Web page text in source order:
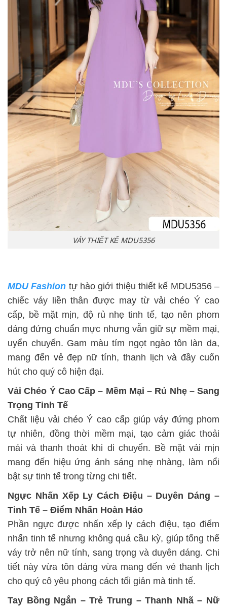
VÁY THIẾT KẾ MDU5356
MDU Fashion tự hào giới thiệu thiết kế MDU5356 –
chiếc váy liền thân được may từ vải chéo Ý cao
cấp, bề mặt mịn, độ rủ nhẹ tinh tế, tạo nên phom
dáng đứng chuẩn mực nhưng vẫn giữ sự mềm mại,
uyển chuyển. Gam màu tím ngọt ngào tôn làn da,
mang đến vẻ đẹp nữ tính, thanh lịch và đầy cuốn
hút cho quý cô hiện đại.
Vải Chéo Ý Cao Cấp – Mềm Mại – Rủ Nhẹ – Sang
Trọng Tinh Tế
Chất liệu vải chéo Ý cao cấp giúp váy đứng phom
tự nhiên, đồng thời mềm mại, tạo cảm giác thoải
mái và thanh thoát khi di chuyển. Bề mặt vải mịn
mang đến hiệu ứng ánh sáng nhẹ nhàng, làm nổi
bật sự tinh tế trong từng chi tiết.
Ngực Nhấn Xếp Ly Cách Điệu – Duyên Dáng –
Tinh Tế – Điểm Nhấn Hoàn Hảo
Phần ngực được nhấn xếp ly cách điệu, tạo điểm
nhấn tinh tế nhưng không quá cầu kỳ, giúp tổng thể
váy trở nên nữ tính, sang trọng và duyên dáng. Chi
tiết này vừa tôn dáng vừa mang đến vẻ thanh lịch
cho quý cô yêu phong cách tối giản mà tinh tế.
Tay Bồng Ngắn – Trẻ Trung – Thanh Nhã – Nữ